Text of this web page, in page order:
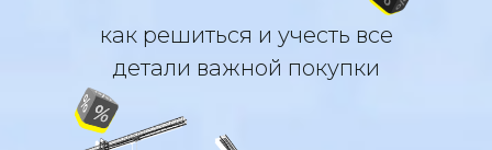
как решиться и учесть все
детали важной покупки